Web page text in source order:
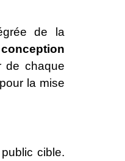
de la
conception
de chaque
la mise
cible.